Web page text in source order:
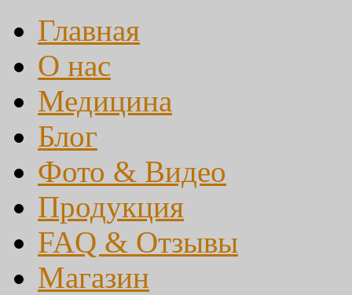
Главная
О нас
Медицина
Блог
Фото & Видео
Продукция
FAQ & Отзывы
Магазин